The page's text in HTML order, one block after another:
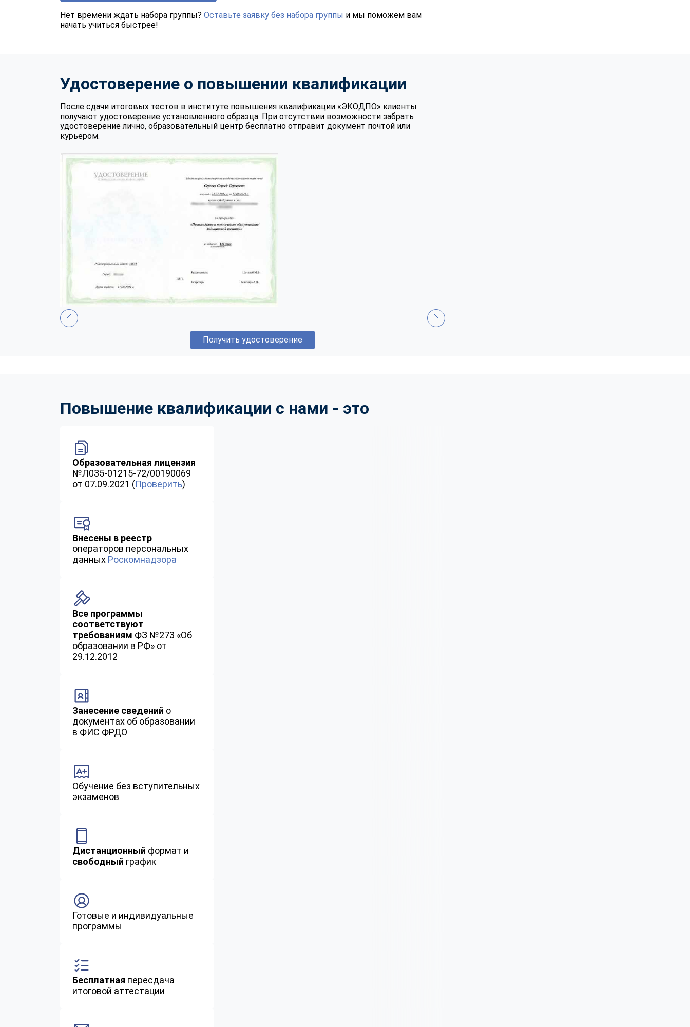
Нет времени ждать набора группы? Оставьте заявку без набора группы и мы поможем вам
начать учиться быстрее!
Удостоверение о повышении квалификации
После сдачи итоговых тестов в институте повышения квалификации «ЭКОДПО» клиенты
получают удостоверение установленного образца. При отсутствии возможности забрать
удостоверение лично, образовательный центр бесплатно отправит документ почтой или
курьером.
Получить удостоверение
Повышение квалификации с нами - это
Образовательная лицензия
№Л035-01215-72/00190069
от 07.09.2021 (Проверить)
Внесены в реестр
операторов персональных
данных Роскомнадзора
Все программы
соответствуют
требованиям ФЗ №273 «Об
образовании в РФ» от
29.12.2012
Занесение сведений о
документах об образовании
в ФИС ФРДО
Обучение без вступительных
экзаменов
Дистанционный формат и
свободный график
Готовые и индивидуальные
программы
Бесплатная пересдача
итоговой аттестации